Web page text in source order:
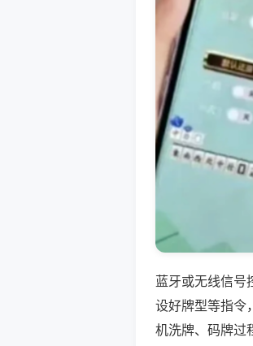
蓝牙或无线信号
设好牌型等指令
机洗牌、码牌过